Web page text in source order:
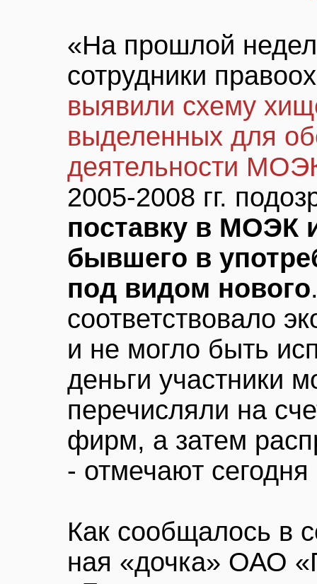
«На прошлой
сотрудники
выявили схему
выделенных для
деятельности
2005-2008 гг.
поставку в МОЭК
бывшего в
под видом нового
соответствовало
и не могло быть
деньги участники
перечисляли на
фирм, а затем
- отмечают сегодня
Как сообщалось в
ная «дочка» ОАО